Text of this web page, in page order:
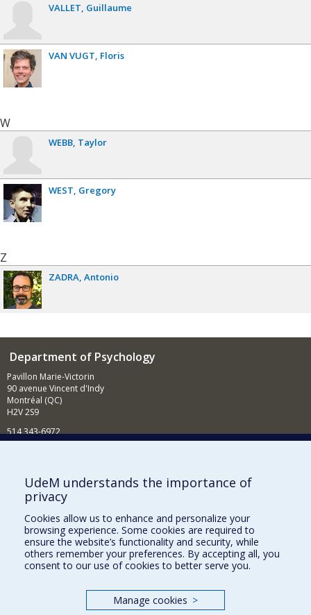
VALLET Guillaume
VAN VUGT Floris
W
WEBB Taylor
WEST Gregory
Z
ZADRA Antonio
Department of Psychology
Pavillon Marie-Victorin
90 avenue Vincent d'Indy
Montréal (QC)
H2V 2S9
514 343-6972
Supporting the Department
NEED HELP?
Sitemap
Report a problem
Accessibility
Our Departments and Schools
UdeM understands the importance of
privacy
Cookies allow us to enhance and personalize your
browsing experience. Some cookies are required to
ensure the website’s functionality and security, while
others remember your preferences. By accepting all, you
consent to our use of cookies to better serve you.
Manage cookies >